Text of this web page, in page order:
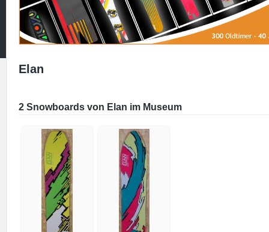
Elan
2 Snowboards von Elan im Museum